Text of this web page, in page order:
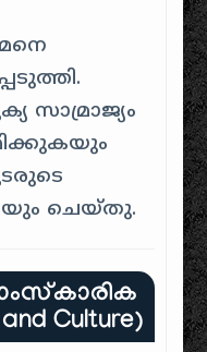
സാമ്രാജ്യം
ചെയ്തു.
Culture)